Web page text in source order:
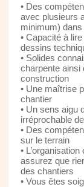
• Des
avec plusieurs
minimum)
• Capacité à
dessins
• Solides
charpente ainsi
construction
• Une maîtrise
chantier
• Un sens aigu
irréprochable
• Des
sur le terrain
•
assurez que
des chantiers
• Vous êtes